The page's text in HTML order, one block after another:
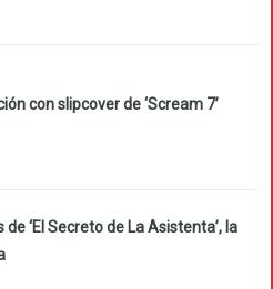
con slipcover de ‘Scream 7’
‘El Secreto de La Asistenta’, la